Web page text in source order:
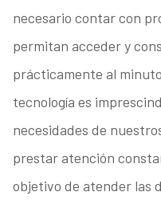
necesario contar con
permitan acceder y
prácticamente al
tecnología es
necesidades de
prestar atención
objetivo de atender las